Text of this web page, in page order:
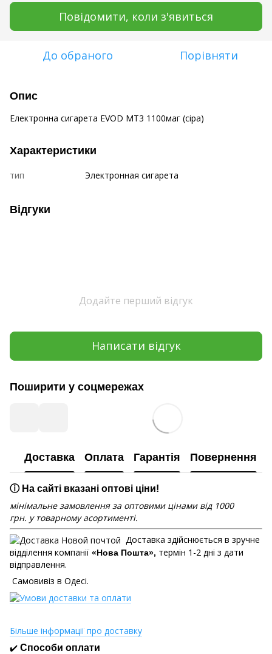
Повідомити, коли з'явиться
До обраного Порівняти
Опис
Електронна сигарета EVOD MT3 1100маг (сіра)
Характеристики
тип Электронная сигарета
Відгуки
Додайте перший відгук
Написати відгук
Поширити у соцмережах
Доставка Оплата Гарантія Повернення
ⓘ На сайті вказані оптові ціни!
мінімальне замовлення за оптовими цінами від 1000
грн. у товарному асортименті.
Доставка здійснюється в зручне
відділення компанії «Нова Пошта», термін 1-2 дні з дати
відправлення.
Самовивіз в Одесі.
Більше інформації про доставку
✔️ Способи оплати